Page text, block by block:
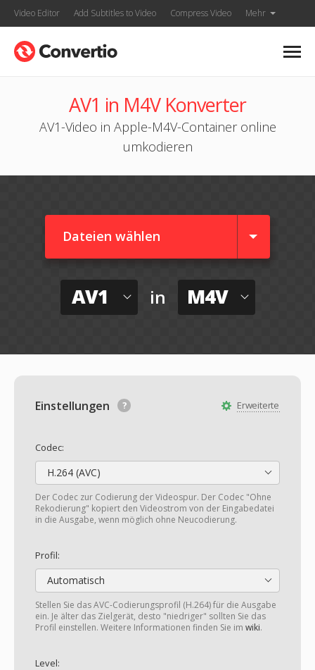
Video Editor Add Subtitles to Video Compress Video Mehr
AV1 in M4V Konverter
AV1-Video in Apple-M4V-Container online
umkodieren
Dateien wählen
AV1 in M4V
Erweiterte
Einstellungen
Codec:
H.264 (AVC)
Der Codec zur Codierung der Videospur. Der Codec "Ohne
Rekodierung" kopiert den Videostrom von der Eingabedatei
in die Ausgabe, wenn möglich ohne Neucodierung.
Profil:
Automatisch
Stellen Sie das AVC-Codierungsprofil (H.264) für die Ausgabe
ein. Je älter das Zielgerät, desto "niedriger" sollten Sie das
Profil einstellen. Weitere Informationen finden Sie im wiki.
Level: